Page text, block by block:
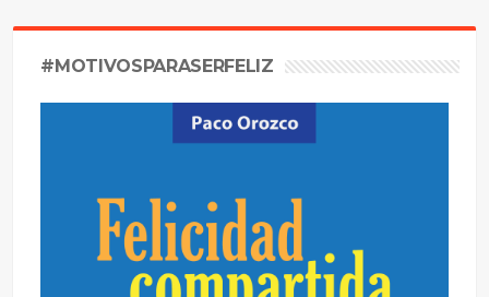
#MOTIVOSPARASERFELIZ